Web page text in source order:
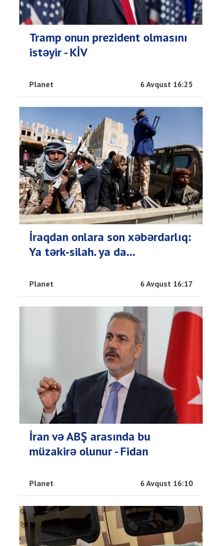
Tramp onun prezident olmasını
istəyir - KİV
Planet 6 Avqust 16:25
İraqdan onlara son xəbərdarlıq:
Ya tərk-silah. ya da…
Planet 6 Avqust 16:17
İran və ABŞ arasında bu
müzakirə olunur - Fidan
Planet 6 Avqust 16:10